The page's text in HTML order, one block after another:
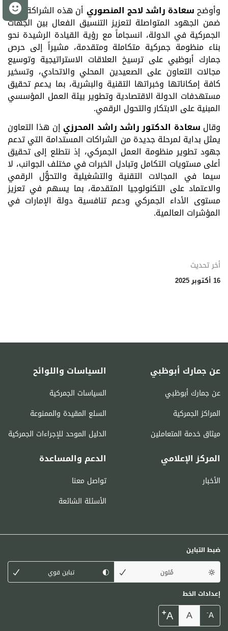
وأوضحسعادة راشد لاحج المنصوري أن هذه الشراكة تأتي
ضمن الجهود المتواصلة لتعزيز التنسيق الفعال بين الجهات
الجمركية في الدولة، انسجاماً مع رؤية القيادة الرشيدة نحو
بناء منظومة جمركية متكاملة ومتقدمة، مشيراً إلى حرص
جمارك أبوظبي على ترسيخ العلاقات الاستراتيجية وتوسيع
مجالات التعاون على الصعيدين المحلي والاتحادي، وتسخير
كافة إمكاناتها وخبراتها التقنية والبشرية، بما يدعم تحقيق
مستهدفات الدولة الاقتصادية وتطوير بيئة العمل المؤسسي
المبنية على الابتكار والتحول الرقمي.
وقال سعادة الدكتور راشد راشد المحرزي إن هذا التعاون
يمثل بداية لمرحلة جديدة من الشراكات المستدامة التي تدعم
جهود تطوير منظومة العمل الجمركي، إذ نتطلع إلى تحقيق
أعلى مستويات التكامل وتبادل الخبرات في مختلف الجوانب، لا
سيما في المجالات التقنية والتشغيلية والتحوُّل الرقمي
والاعتماد على التكنولوجيا المتقدمة، بما يسهم في تعزيز
مستوى الأداء الجمركي ودعم تنافسية دولة الإمارات في
المؤشرات العالمية.
أخر تحديث
16 أكتوبر 2025
عن جمارك أبوظبي
عن جمارك أبوظبي
المراكز الجمركية
ميثاق خدمة المتعاملين
السياسات واللوائح
السياسات الجمركية
السلع المقيدة والممنوعة
الدليل الموحد للإجراءات الجمركية
المركز الإعلامي
الأخبار
الدعم والمساعدة
تواصل معنا
الأسئلة الشائعة
ضبط التباين
مُلون
تباين قوي
إعدادات الخط
A
-
A
A
+